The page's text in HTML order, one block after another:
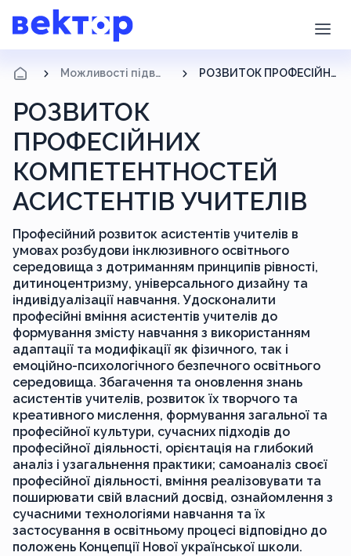
Можливості підвищення кваліфікації РОЗВИТОК ПРОФЕСІЙНИХ КОМПЕТЕНТНОСТЕЙ АСИСТЕНТІВ УЧИТЕЛІВ
РОЗВИТОК
ПРОФЕСІЙНИХ
КОМПЕТЕНТНОСТЕЙ
АСИСТЕНТІВ УЧИТЕЛІВ
Професійний розвиток асистентів учителів в
умовах розбудови інклюзивного освітнього
середовища з дотриманням принципів рівності,
дитиноцентризму, універсального дизайну та
індивідуалізації навчання. Удосконалити
професійні вміння асистентів учителів до
формування змісту навчання з використанням
адаптації та модифікації як фізичного, так і
емоційно-психологічного безпечного освітнього
середовища. Збагачення та оновлення знань
асистентів учителів, розвиток їх творчого та
креативного мислення, формування загальної та
професійної культури, сучасних підходів до
професійної діяльності, орієнтація на глибокий
аналіз і узагальнення практики; самоаналіз своєї
професійної діяльності, вміння реалізовувати та
поширювати свій власний досвід, ознайомлення з
сучасними технологіями навчання та їх
застосування в освітньому процесі відповідно до
положень Концепції Нової української школи.